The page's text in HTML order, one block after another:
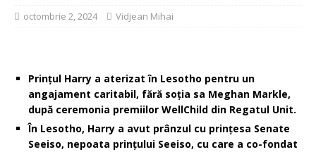
octombrie 2, 2024 Vidjean Mihai
Prințul Harry a aterizat în Lesotho pentru un
angajament caritabil, fără soția sa Meghan Markle,
după ceremonia premiilor WellChild din Regatul Unit.
În Lesotho, Harry a avut prânzul cu prințesa Senate
Seeiso, nepoata prințului Seeiso, cu care a co-fondat